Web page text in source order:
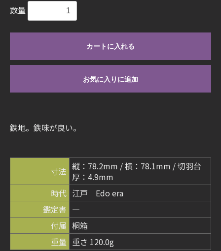
数量
カートに入れる
お気に入りに追加
鉄地。鉄味が良い。
寸法 縦：78.2mm / 横：78.1mm / 切羽台
厚：4.9mm
時代 江戸 Edo era
鑑定書 ―
付属 桐箱
重量 重さ 120.0g